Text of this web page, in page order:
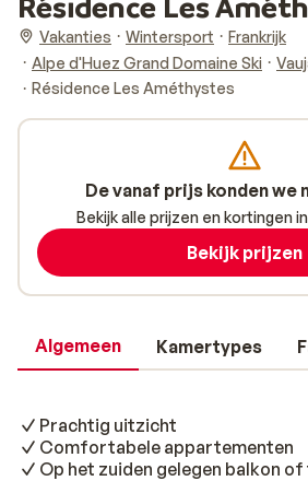
Vakanties Wintersport
Frankrijk
Alpe d'Huez Grand Domaine Ski
Résidence Les Améthystes
Algemeen Kamertypes
Prachtig uitzicht
Comfortabele appartementen
Op het zuiden gelegen balkon
De vanaf prijs konden we
Bekijk alle prijzen en kortingen
Bekijk prijzen